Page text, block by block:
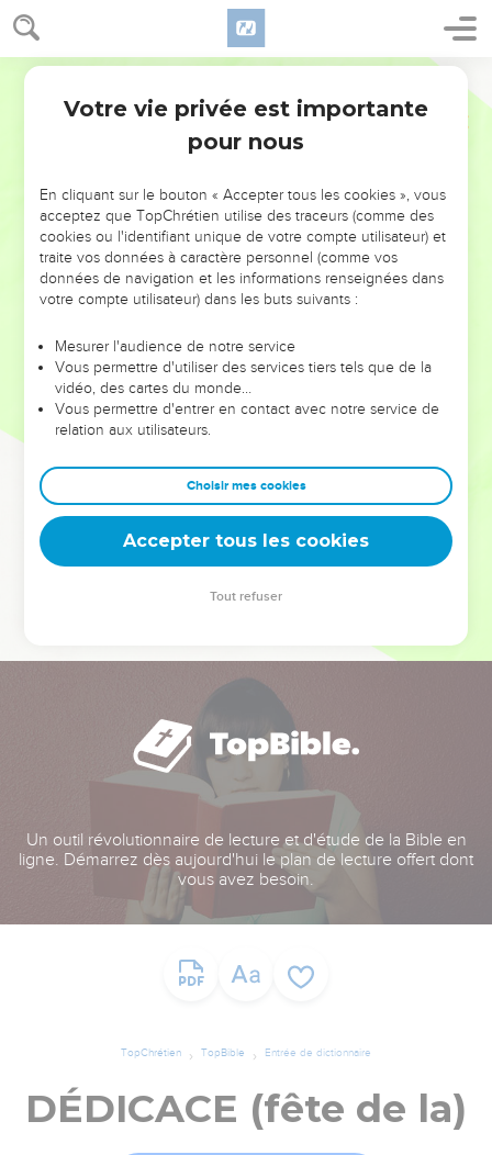
NE MANQUEZ PAS L’ÉVÉNEMENT
DE L’ANNÉE !
ET SI LEURS ERREURS POUVAIENT VOUS ÉVITER LES
VOTRES ?
leur foi ou leur vision. Mais on voit moins les doutes, les erreurs
et les saisons difficiles qu'ils ont traversés, alors même que ce
sont elles qui les ont façonnés.
Dans cette conférence, leaders, entrepreneurs, et responsables
clés pour avancer avec plus de sagesse afin que leurs erreurs
deviennent vos tremplins. Que vous guidiez un ministère, une
équipe, un groupe ou une famille, leur expérience est faite
Un outil révolutionnaire de lecture et d'étude de la Bible en
ligne. Démarrez dès aujourd'hui le plan de lecture offert dont
vous avez besoin.
TopChrétien TopBible Entrée de dictionnaire
DÉDICACE (fête de la)
Votre vie privée est importante
pour nous
En cliquant sur le bouton « Accepter tous les cookies », vous
acceptez que TopChrétien utilise des traceurs (comme des
cookies ou l'identifiant unique de votre compte utilisateur) et
traite vos données à caractère personnel (comme vos
données de navigation et les informations renseignées dans
votre compte utilisateur) dans les buts suivants :
Mesurer l'audience de notre service
Vous permettre d'utiliser des services tiers tels que de la
vidéo, des cartes du monde…
Vous permettre d'entrer en contact avec notre service de
relation aux utilisateurs.
Choisir mes cookies
Accepter tous les cookies
Tout refuser